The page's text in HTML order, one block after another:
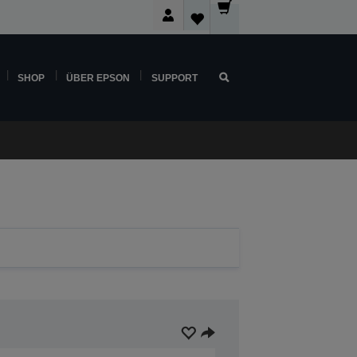
SHOP ÜBER EPSON SUPPORT